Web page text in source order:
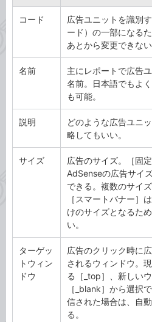
コード
広告ユニットを識別
ード）の一部になる
あとから変更できない
名前
主にレポートで広告
名前。日本語でもよ
も可能。
説明
どのような広告ユニ
略してもいい。
サイズ
広告のサイズ。［固
AdSenseの広告サイ
できる。複数のサイ
［スマートバナー］
けのサイズとなるた
い。
ターゲッ
トウィン
ドウ
広告のクリック時に
されるウィンドウ。
る［_top］、新しい
［_blank］から選択
信された場合は、自
る。